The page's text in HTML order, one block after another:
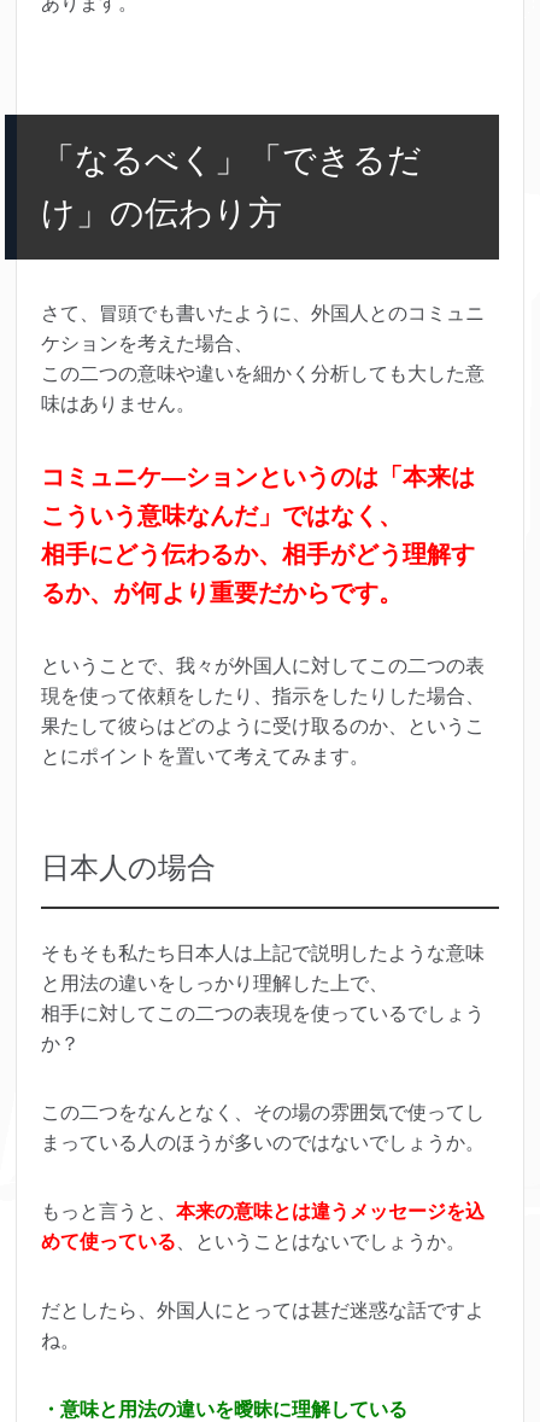
「なるべく」「できるだ
け」の伝わり方
さて、冒頭でも書いたように、外国人とのコミュニ
ケションを考えた場合、
この二つの意味や違いを細かく分析しても大した意
味はありません。
コミュニケ―ションというのは「本来は
こういう意味なんだ」ではなく、
相手にどう伝わるか、相手がどう理解す
るか、が何より重要だからです。
ということで、我々が外国人に対してこの二つの表
現を使って依頼をしたり、指示をしたりした場合、
果たして彼らはどのように受け取るのか、というこ
とにポイントを置いて考えてみます。
日本人の場合
そもそも私たち日本人は上記で説明したような意味
と用法の違いをしっかり理解した上で、
相手に対してこの二つの表現を使っているでしょう
か？
この二つをなんとなく、その場の雰囲気で使ってし
まっている人のほうが多いのではないでしょうか。
もっと言うと、本来の意味とは違うメッセージを込
めて使っている 、ということはないでしょうか。
だとしたら、外国人にとっては甚だ迷惑な話ですよ
ね。
・意味と用法の違いを曖昧に理解している